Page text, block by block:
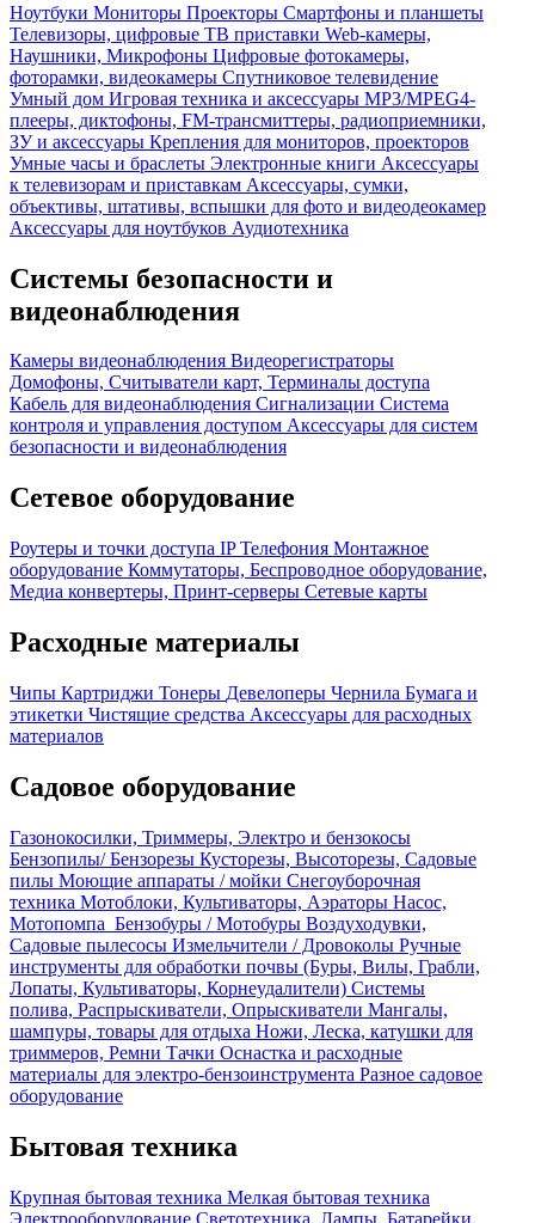
Ноутбуки Мониторы Проекторы Смартфоны и планшеты
Телевизоры, цифровые ТВ приставки Web-камеры,
Наушники, Микрофоны Цифровые фотокамеры,
фоторамки, видеокамеры Спутниковое телевидение
Умный дом Игровая техника и аксессуары MP3/MPEG4-
плееры, диктофоны, FM-трансмиттеры, радиоприемники,
ЗУ и аксессуары Крепления для мониторов, проекторов
Умные часы и браслеты Электронные книги Аксессуары
к телевизорам и приставкам Аксессуары, сумки,
объективы, штативы, вспышки для фото и видеодеокамер
Аксессуары для ноутбуков Аудиотехника
Системы безопасности и
видеонаблюдения
Камеры видеонаблюдения Видеорегистраторы
Домофоны, Считыватели карт, Терминалы доступа
Кабель для видеонаблюдения Сигнализации Система
контроля и управления доступом Аксессуары для систем
безопасности и видеонаблюдения
Сетевое оборудование
Роутеры и точки доступа IP Телефония Монтажное
оборудование Коммутаторы, Беспроводное оборудование,
Медиа конвертеры, Принт-серверы Сетевые карты
Расходные материалы
Чипы Картриджи Тонеры Девелоперы Чернила Бумага и
этикетки Чистящие средства Аксессуары для расходных
материалов
Садовое оборудование
Газонокосилки, Триммеры, Электро и бензокосы
Бензопилы/ Бензорезы Кусторезы, Высоторезы, Садовые
пилы Моющие аппараты / мойки Снегоуборочная
техника Мотоблоки, Культиваторы, Аэраторы Насос,
Мотопомпа Бензобуры / Мотобуры Воздуходувки,
Садовые пылесосы Измельчители / Дровоколы Ручные
инструменты для обработки почвы (Буры, Вилы, Грабли,
Лопаты, Культиваторы, Корнеудалители) Системы
полива, Распрыскиватели, Опрыскиватели Мангалы,
шампуры, товары для отдыха Ножи, Леска, катушки для
триммеров, Ремни Тачки Оснастка и расходные
материалы для электро-бензоинструмента Разное садовое
оборудование
Бытовая техника
Крупная бытовая техника Мелкая бытовая техника
Электрооборудование Светотехника, Лампы, Батарейки,